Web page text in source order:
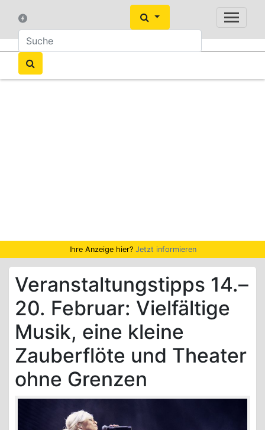
Ihre Anzeige hier? Jetzt informieren
Veranstaltungstipps 14.–
20. Februar: Vielfältige
Musik, eine kleine
Zauberflöte und Theater
ohne Grenzen